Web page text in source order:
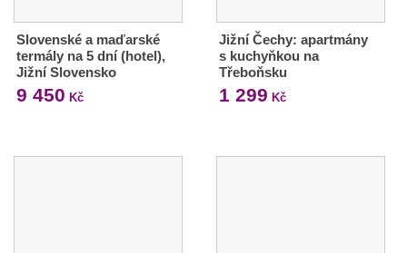
Slovenské a maďarské
termály na 5 dní (hotel),
Jižní Slovensko
9 450 Kč
Jižní Čechy: apartmány
s kuchyňkou na
Třeboňsku
1 299 Kč